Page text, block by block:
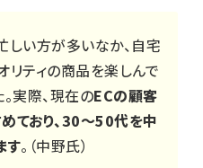
い方が多いなか、自宅
ティの商品を楽しんで
実際、現在のECの顧客
ており、30～50代を中
す。（中野氏）